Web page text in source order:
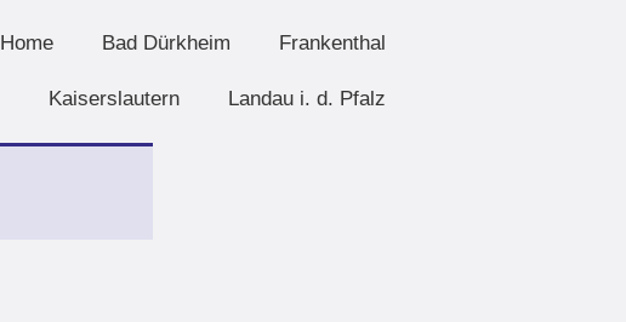
Home Bad Dürkheim Frankenthal
Kaiserslautern Landau i. d. Pfalz